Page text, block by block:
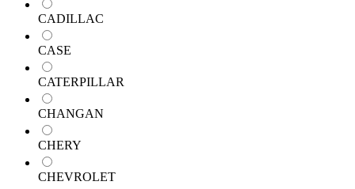
CADILLAC
CASE
CATERPILLAR
CHANGAN
CHERY
CHEVROLET